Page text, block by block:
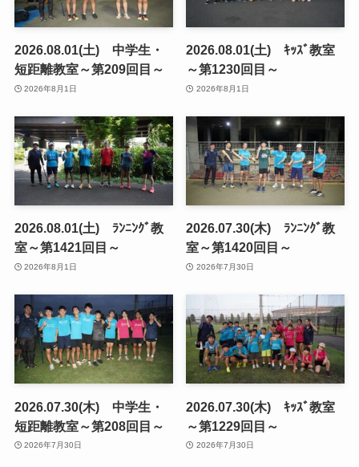
2026.08.01(土) 中学生・
短距離教室～第209回目～
2026年8月1日
2026.08.01(土) ｷｯｽﾞ教室
～第1230回目～
2026年8月1日
2026.08.01(土) ﾗﾝﾆﾝｸﾞ教
室～第1421回目～
2026年8月1日
2026.07.30(木) ﾗﾝﾆﾝｸﾞ教
室～第1420回目～
2026年7月30日
2026.07.30(木) 中学生・
短距離教室～第208回目～
2026年7月30日
2026.07.30(木) ｷｯｽﾞ教室
～第1229回目～
2026年7月30日